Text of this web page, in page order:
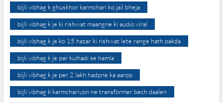
bijli vibhag k ghuskhor karmchari ko jail bheja
bijli vibhag k je ki rishwat maangne ki audio viral
bijli vibhag k je ko 15 hazar ki rishwat lete range hath pakda
bijli vibhag k je par kulhadi se hamla
bijli vibhag k je per 2 lakh hadpne ka aarop
bijli vibhag k karmchariyon ne transformer bech daalen